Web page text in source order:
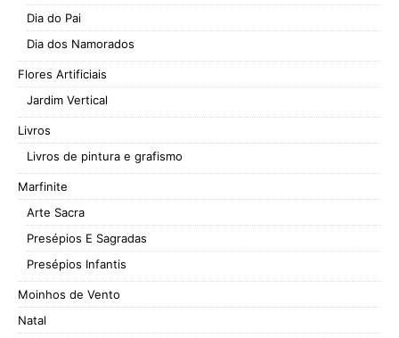
Dia do Pai
Dia dos Namorados
Flores Artificiais
Jardim Vertical
Livros
Livros de pintura e grafismo
Marfinite
Arte Sacra
Presépios E Sagradas
Presépios Infantis
Moinhos de Vento
Natal